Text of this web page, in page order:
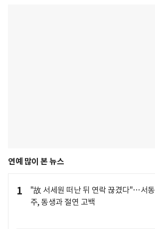
연예 많이 본 뉴스
1
"故 서세원 떠난 뒤 연락 끊겼다"…서동
주, 동생과 절연 고백